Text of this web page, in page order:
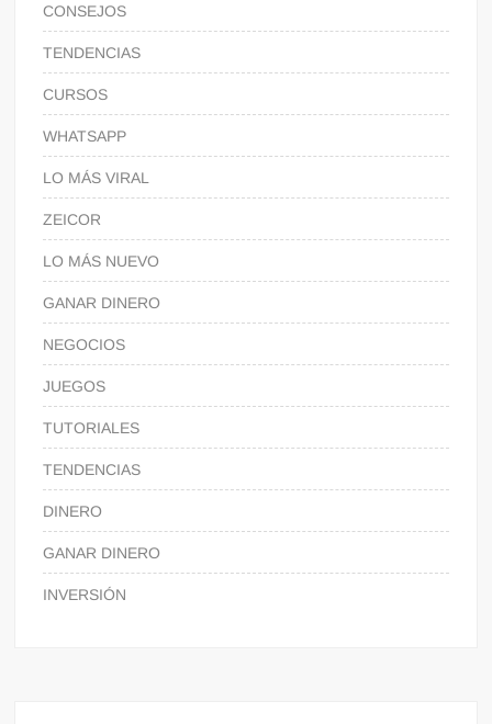
CONSEJOS
TENDENCIAS
CURSOS
WHATSAPP
LO MÁS VIRAL
ZEICOR
LO MÁS NUEVO
GANAR DINERO
NEGOCIOS
JUEGOS
TUTORIALES
TENDENCIAS
DINERO
GANAR DINERO
INVERSIÓN